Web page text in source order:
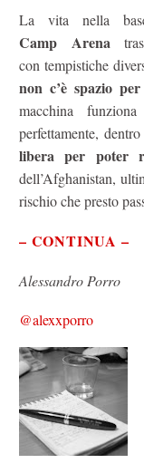
La vita nella
Camp Arena
con tempistiche
non c’è spazio per
macchina
perfettamente,
libera per poter
dell’Afghanistan,
rischio che presto
– CONTINUA –
Alessandro Porro
@alexxporro